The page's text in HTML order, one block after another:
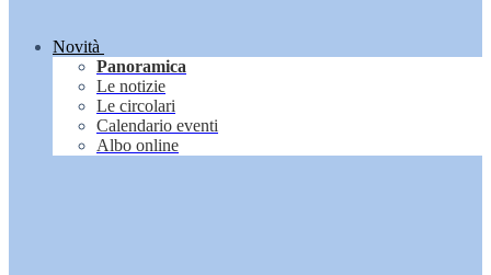
Novità
Panoramica
Le notizie
Le circolari
Calendario eventi
Albo online